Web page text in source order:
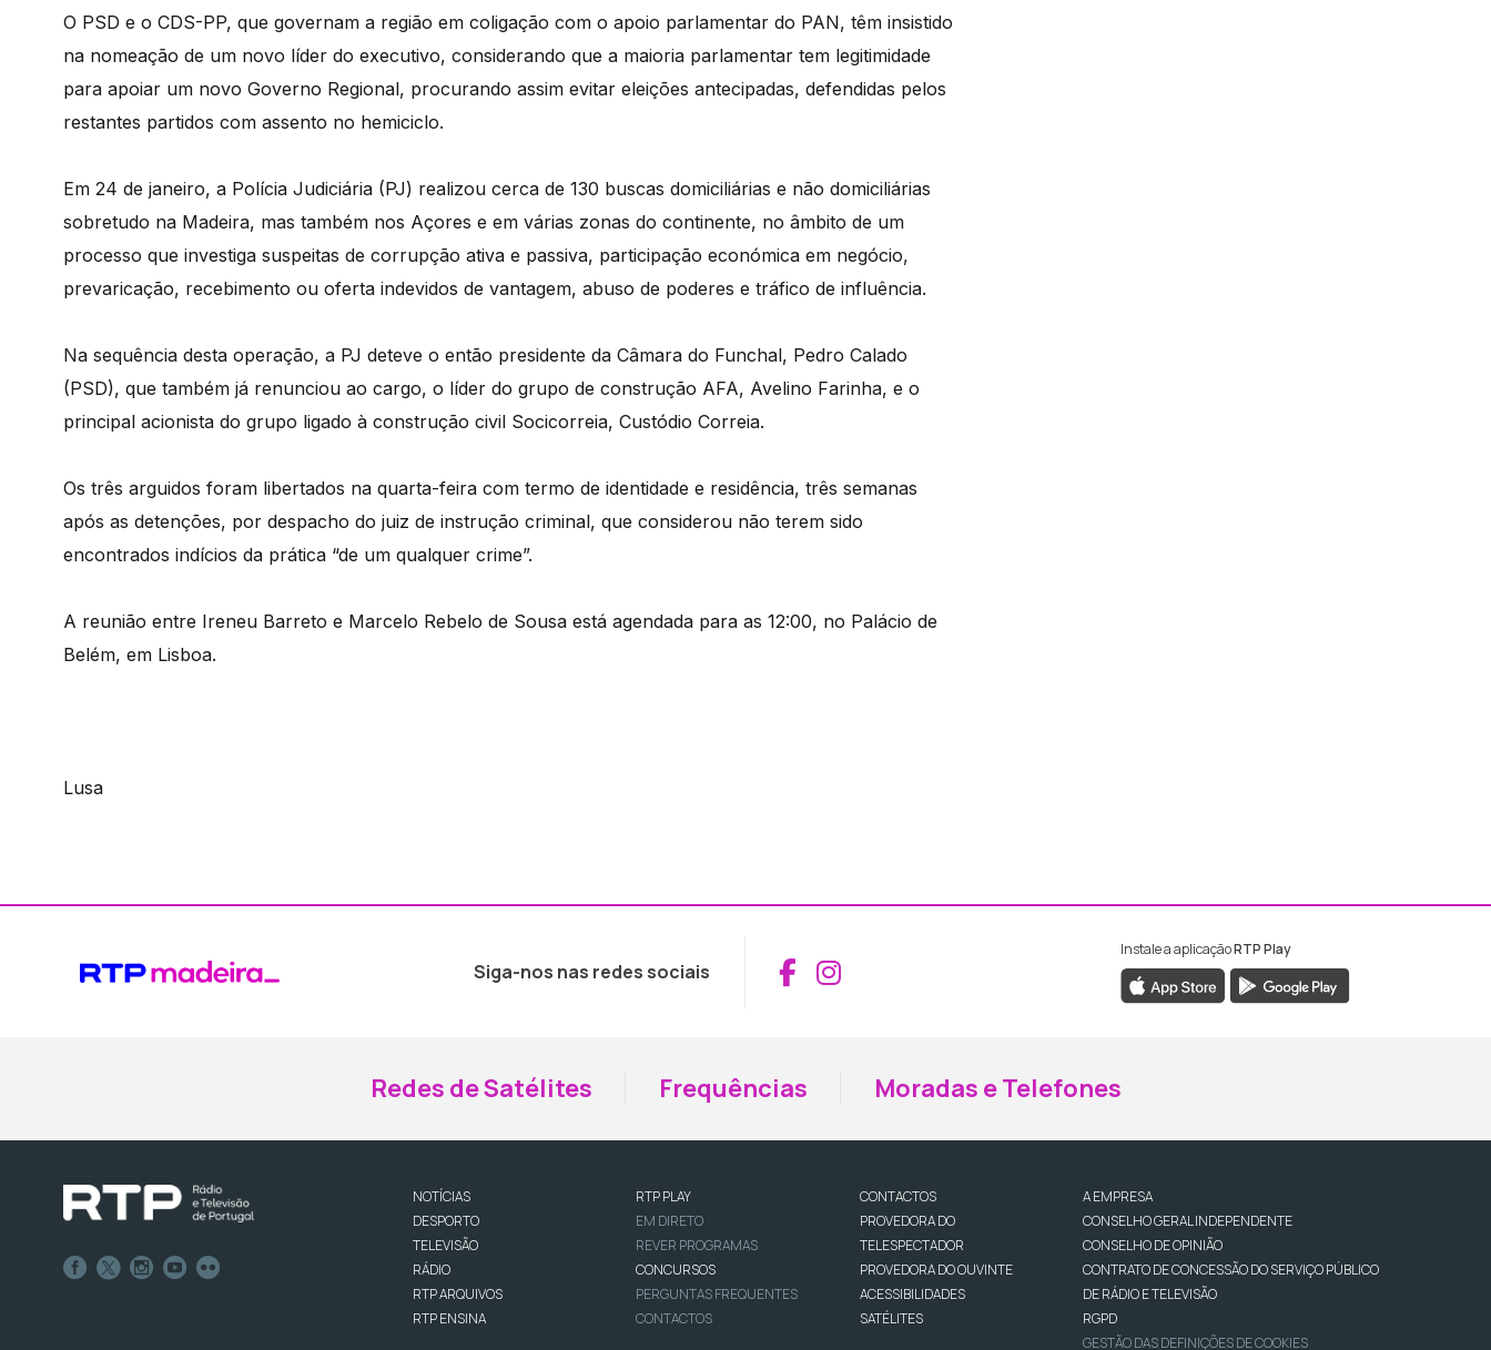
O PSD e o CDS-PP, que governam a região em coligação com o apoio parlamentar do PAN, têm insistido
na nomeação de um novo líder do executivo, considerando que a maioria parlamentar tem legitimidade
para apoiar um novo Governo Regional, procurando assim evitar eleições antecipadas, defendidas pelos
restantes partidos com assento no hemiciclo.
Em 24 de janeiro, a Polícia Judiciária (PJ) realizou cerca de 130 buscas domiciliárias e não domiciliárias
sobretudo na Madeira, mas também nos Açores e em várias zonas do continente, no âmbito de um
processo que investiga suspeitas de corrupção ativa e passiva, participação económica em negócio,
prevaricação, recebimento ou oferta indevidos de vantagem, abuso de poderes e tráfico de influência.
Na sequência desta operação, a PJ deteve o então presidente da Câmara do Funchal, Pedro Calado
(PSD), que também já renunciou ao cargo, o líder do grupo de construção AFA, Avelino Farinha, e o
principal acionista do grupo ligado à construção civil Socicorreia, Custódio Correia.
Os três arguidos foram libertados na quarta-feira com termo de identidade e residência, três semanas
após as detenções, por despacho do juiz de instrução criminal, que considerou não terem sido
encontrados indícios da prática “de um qualquer crime”.
A reunião entre Ireneu Barreto e Marcelo Rebelo de Sousa está agendada para as 12:00, no Palácio de
Belém, em Lisboa.
Lusa
Siga-nos nas redes sociais Aceder ao Facebook da RTP Madeira
Aceder ao Instagram da RTP Madeira
Instale a aplicaçãoRTP Play
Redes de Satélites Frequências Moradas e Telefones
NOTÍCIAS
DESPORTO
TELEVISÃO
RÁDIO
RTP ARQUIVOS
RTP ENSINA
RTP PLAY
EM DIRETO
REVER PROGRAMAS
CONCURSOS
PERGUNTAS FREQUENTES
CONTACTOS
CONTACTOS
PROVEDORA DO
TELESPECTADOR
PROVEDORA DO OUVINTE
ACESSIBILIDADES
SATÉLITES
A EMPRESA
CONSELHO GERAL INDEPENDENTE
CONSELHO DE OPINIÃO
CONTRATO DE CONCESSÃO DO SERVIÇO PÚBLICO
DE RÁDIO E TELEVISÃO
RGPD
GESTÃO DAS DEFINIÇÕES DE COOKIES